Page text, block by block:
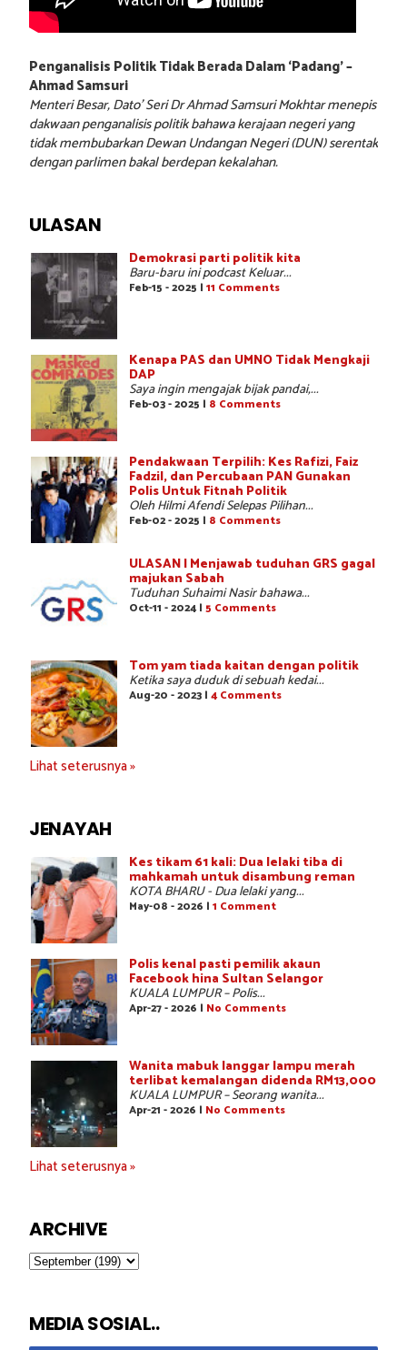
Penganalisis Politik Tidak Berada Dalam ‘Padang’ –
Ahmad Samsuri
Menteri Besar, Dato’ Seri Dr Ahmad Samsuri Mokhtar menepis
dakwaan penganalisis politik bahawa kerajaan negeri yang
tidak membubarkan Dewan Undangan Negeri (DUN) serentak
dengan parlimen bakal berdepan kekalahan.
ULASAN
Demokrasi parti politik kita
Baru-baru ini podcast Keluar...
Feb-15 - 2025 | 11 Comments
Kenapa PAS dan UMNO Tidak Mengkaji
DAP
Saya ingin mengajak bijak pandai,...
Feb-03 - 2025 | 8 Comments
Pendakwaan Terpilih: Kes Rafizi, Faiz
Fadzil, dan Percubaan PAN Gunakan
Polis Untuk Fitnah Politik
Oleh Hilmi Afendi Selepas Pilihan...
Feb-02 - 2025 | 8 Comments
ULASAN | Menjawab tuduhan GRS gagal
majukan Sabah
Tuduhan Suhaimi Nasir bahawa...
Oct-11 - 2024 | 5 Comments
Tom yam tiada kaitan dengan politik
Ketika saya duduk di sebuah kedai...
Aug-20 - 2023 | 4 Comments
Lihat seterusnya »
JENAYAH
Kes tikam 61 kali: Dua lelaki tiba di
mahkamah untuk disambung reman
KOTA BHARU - Dua lelaki yang...
May-08 - 2026 | 1 Comment
Polis kenal pasti pemilik akaun
Facebook hina Sultan Selangor
KUALA LUMPUR – Polis...
Apr-27 - 2026 | No Comments
Wanita mabuk langgar lampu merah
terlibat kemalangan didenda RM13,000
KUALA LUMPUR – Seorang wanita...
Apr-21 - 2026 | No Comments
Lihat seterusnya »
ARCHIVE
MEDIA SOSIAL..